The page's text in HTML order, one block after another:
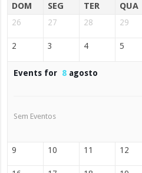
DOM SEG TER QUA
26 27 28 29
2 3 4 5
Events for 8 agosto
Sem Eventos
9 10 11 12